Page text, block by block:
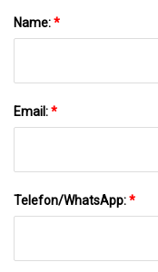
Name:*
Email:*
Telefon/WhatsApp:*